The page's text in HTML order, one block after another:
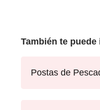
También te puede
Postas de